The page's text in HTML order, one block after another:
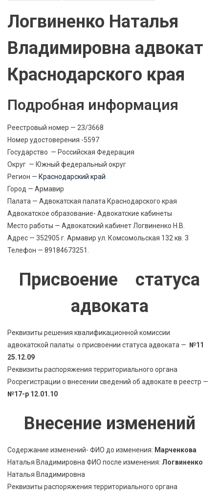
Логвиненко Наталья
Владимировна адвокат
Краснодарского края
Подробная информация
Реестровый номер — 23/3668
Номер удостоверения -5597
Государство — Российская Федерация
Округ — Южный федеральный округ
Регион — Краснодарский край
Город — Армавир
Палата — Адвокатская палата Краснодарского края
Адвокатское образование- Адвокатские кабинеты
Место работы — Адвокатский кабинет Логвиненко Н.В.
Адрес — 352905 г. Армавир ул. Комсомольская 132 кв. 3
Телефон — 89184673251.
Присвоение статуса
адвоката
Реквизиты решения квалификационной комиссии
адвокатской палаты о присвоении статуса адвоката — №11
25.12.09
Реквизиты распоряжения территориального органа
Росрегистрации о внесении сведений об адвокате в реестр —
№17-р 12.01.10
Внесение изменений
Содержание изменений- ФИО до изменения: Марченкова
Наталья Владимировна ФИО после изменения: Логвиненко
Наталья Владимировна
Реквизиты распоряжения территориального органа